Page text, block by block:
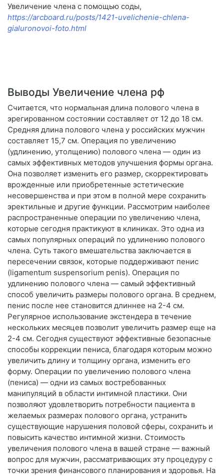
Увеличение члена с помощью соды,
https://arcboard.ru/posts/1421-uvelichenie-chlena-
gialuronovoi-foto.html
Выводы Увеличение члена рф
Считается, что нормальная длина полового члена в
эрегированном состоянии составляет от 12 до 18 см.
Средняя длина полового члена у российских мужчин
составляет 15,7 см. Операция по увеличению
(удлинению, утолщению) полового члена — один из
самых эффективных методов улучшения формы органа.
Она позволяет изменить его размер, скорректировать
врожденные или приобретенные эстетические
несовершенства и при этом в полной мере сохранить
эректильные и другие функции. Рассмотрим наиболее
распространенные операции по увеличению члена,
которые сегодня практикуют в клиниках. Это одна из
самых популярных операций по удлинению полового
члена. Суть такого вмешательства заключается в
пересечении связок, которые поддерживают пенис
(ligamentum suspensorium penis). Операция по
удлинению полового члена — самый эффективный
способ увеличить размеры полового органа. В среднем,
пенис после нее становится длиннее на 2-4 см.
Регулярное использование экстендера в течение
нескольких месяцев позволит увеличить размер еще на
2-4 см. Сегодня существуют эффективные безопасные
способы коррекции пениса, благодаря которым можно
увеличить длину и толщину органа, изменить его
форму. Операции по увеличению полового члена
(пениса) — одни из самых востребованных
манипуляций в области интимной пластики. Они
позволяют удовлетворить потребности пациента в
желаемых размерах полового органа, устранить
существующие нарушения половой сферы, сохранить и
повысить качество интимной жизни. Стоимость
увеличения полового члена в вашей стране — важный
вопрос для мужчин, рассматривающих эту процедуру с
точки зрения финансового планирования и здоровья. На